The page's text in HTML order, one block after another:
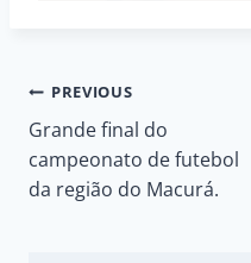
Navegação
de
Post
PREVIOUS
Grande final do
campeonato de futebol
da região do Macurá.